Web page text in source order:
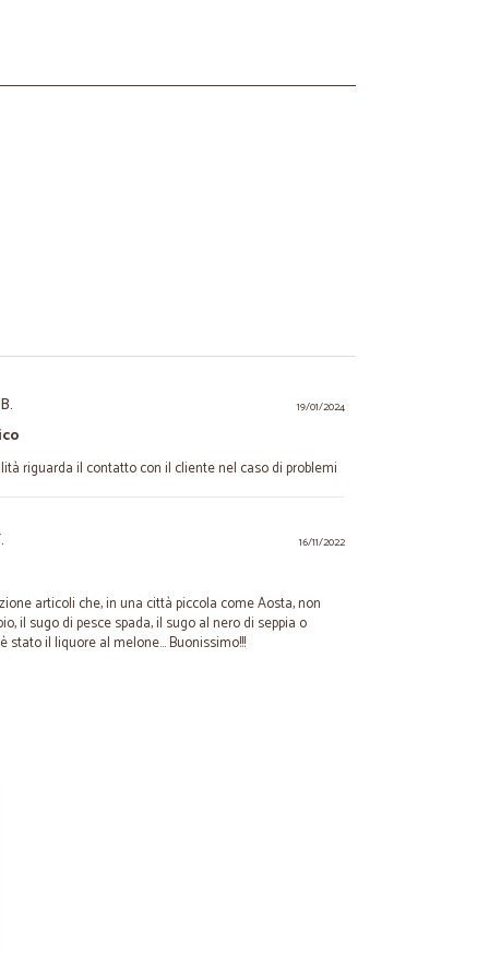
19/01/2024
riguarda il contatto con il cliente nel caso di problemi
16/11/2022
articoli che, in una città piccola come Aosta, non
il sugo di pesce spada, il sugo al nero di seppia o
stato il liquore al melone... Buonissimo!!!
italiana, color rosa. Sono arrivati esattamente il
problema. Direi che il servizio è stato impeccabile.